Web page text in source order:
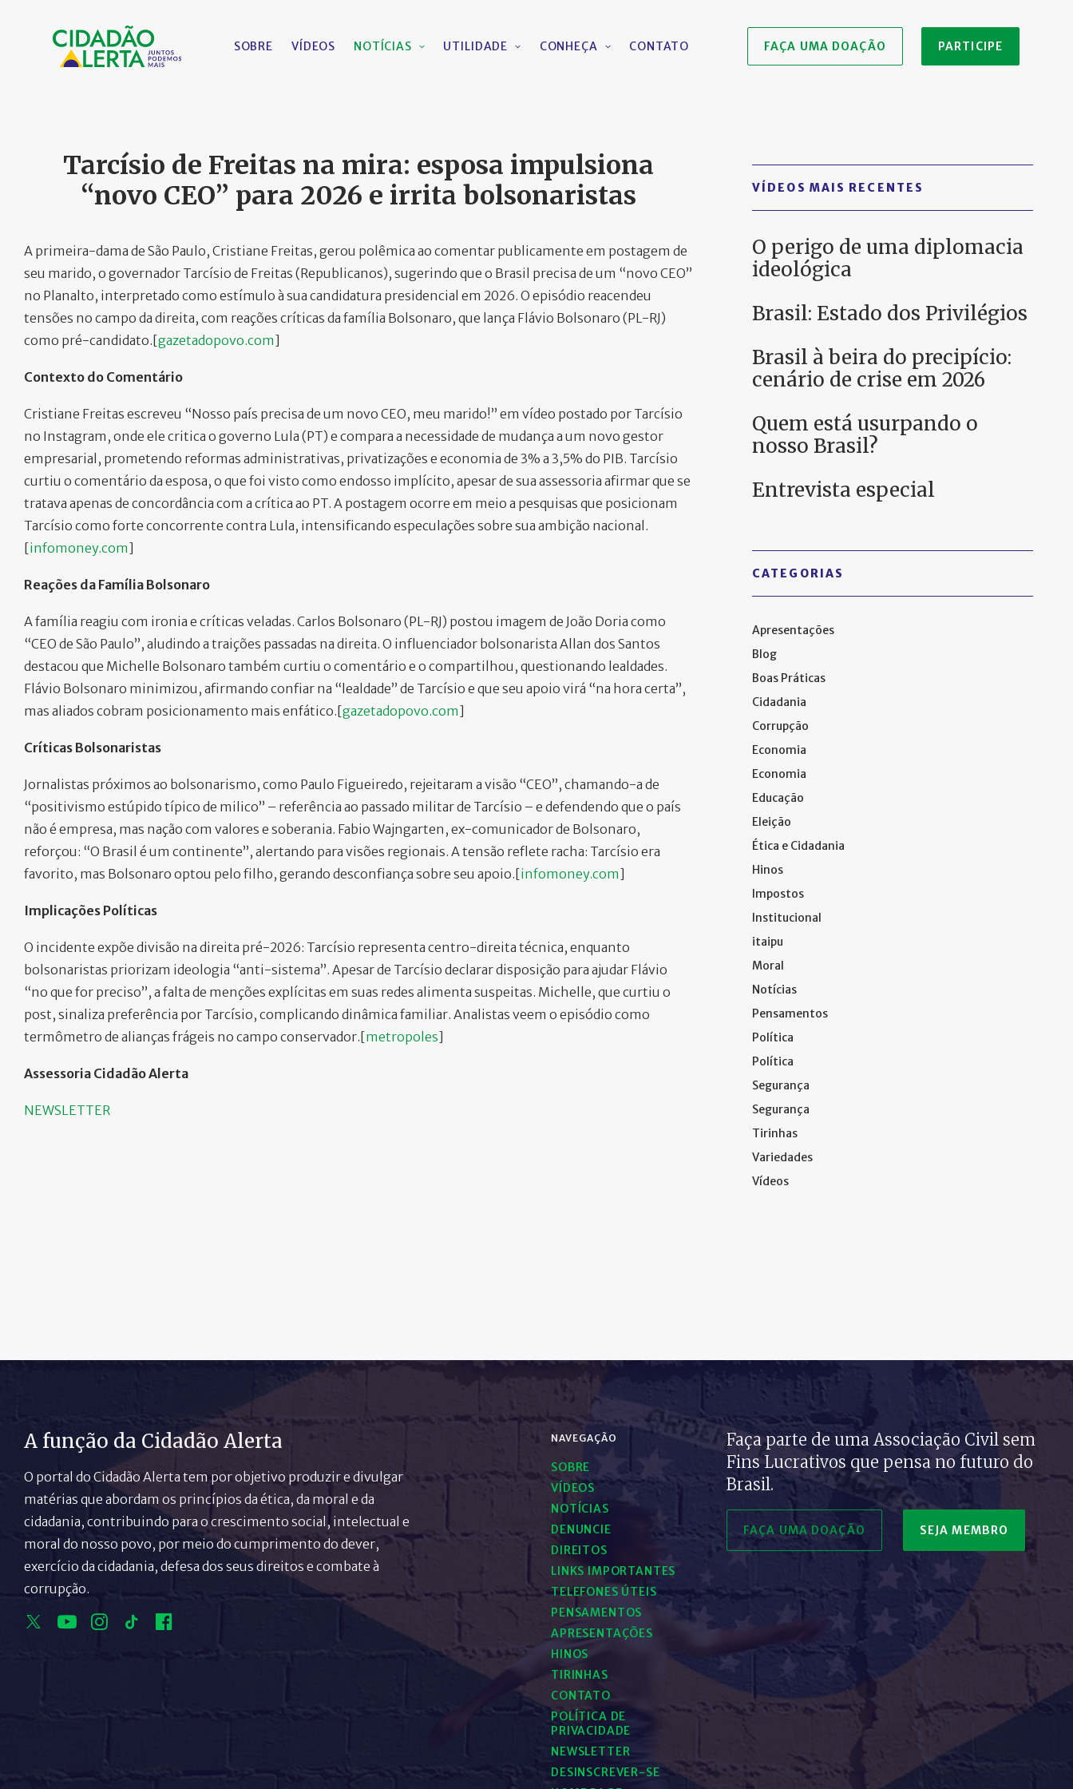
SOBRE VÍDEOS NOTÍCIAS UTILIDADE CONHEÇA CONTATO FAÇA UMA DOAÇÃO PARTICIPE
Tarcísio de Freitas na mira: esposa impulsiona
“novo CEO” para 2026 e irrita bolsonaristas
A primeira-dama de São Paulo, Cristiane Freitas, gerou polêmica ao comentar publicamente em postagem de
seu marido, o governador Tarcísio de Freitas (Republicanos), sugerindo que o Brasil precisa de um “novo CEO”
no Planalto, interpretado como estímulo à sua candidatura presidencial em 2026. O episódio reacendeu
tensões no campo da direita, com reações críticas da família Bolsonaro, que lança Flávio Bolsonaro (PL-RJ)
como pré-candidato.[gazetadopovo.com]​
Contexto do Comentário
Cristiane Freitas escreveu “Nosso país precisa de um novo CEO, meu marido!” em vídeo postado por Tarcísio
no Instagram, onde ele critica o governo Lula (PT) e compara a necessidade de mudança a um novo gestor
empresarial, prometendo reformas administrativas, privatizações e economia de 3% a 3,5% do PIB. Tarcísio
curtiu o comentário da esposa, o que foi visto como endosso implícito, apesar de sua assessoria afirmar que se
tratava apenas de concordância com a crítica ao PT. A postagem ocorre em meio a pesquisas que posicionam
Tarcísio como forte concorrente contra Lula, intensificando especulações sobre sua ambição nacional.
[infomoney.com]​
Reações da Família Bolsonaro
A família reagiu com ironia e críticas veladas. Carlos Bolsonaro (PL-RJ) postou imagem de João Doria como
“CEO de São Paulo”, aludindo a traições passadas na direita. O influenciador bolsonarista Allan dos Santos
destacou que Michelle Bolsonaro também curtiu o comentário e o compartilhou, questionando lealdades.
Flávio Bolsonaro minimizou, afirmando confiar na “lealdade” de Tarcísio e que seu apoio virá “na hora certa”,
mas aliados cobram posicionamento mais enfático.[gazetadopovo.com]​
Críticas Bolsonaristas
Jornalistas próximos ao bolsonarismo, como Paulo Figueiredo, rejeitaram a visão “CEO”, chamando-a de
“positivismo estúpido típico de milico” – referência ao passado militar de Tarcísio – e defendendo que o país
não é empresa, mas nação com valores e soberania. Fabio Wajngarten, ex-comunicador de Bolsonaro,
reforçou: “O Brasil é um continente”, alertando para visões regionais. A tensão reflete racha: Tarcísio era
favorito, mas Bolsonaro optou pelo filho, gerando desconfiança sobre seu apoio.[infomoney.com]​
Implicações Políticas
O incidente expõe divisão na direita pré-2026: Tarcísio representa centro-direita técnica, enquanto
bolsonaristas priorizam ideologia “anti-sistema”. Apesar de Tarcísio declarar disposição para ajudar Flávio
“no que for preciso”, a falta de menções explícitas em suas redes alimenta suspeitas. Michelle, que curtiu o
post, sinaliza preferência por Tarcísio, complicando dinâmica familiar. Analistas veem o episódio como
termômetro de alianças frágeis no campo conservador.[metropoles]​
Assessoria Cidadão Alerta
NEWSLETTER
VÍDEOS MAIS RECENTES
O perigo de uma diplomacia
ideológica
Brasil: Estado dos Privilégios
Brasil à beira do precipício:
cenário de crise em 2026
Quem está usurpando o
nosso Brasil?
Entrevista especial
CATEGORIAS
Apresentações
Blog
Boas Práticas
Cidadania
Corrupção
Economia
Economia
Educação
Eleição
Ética e Cidadania
Hinos
Impostos
Institucional
itaipu
Moral
Notícias
Pensamentos
Política
Política
Segurança
Segurança
Tirinhas
Variedades
Vídeos
A função da Cidadão Alerta
O portal do Cidadão Alerta tem por objetivo produzir e divulgar
matérias que abordam os princípios da ética, da moral e da
cidadania, contribuindo para o crescimento social, intelectual e
moral do nosso povo, por meio do cumprimento do dever,
exercício da cidadania, defesa dos seus direitos e combate à
corrupção.
NAVEGAÇÃO
SOBRE
VÍDEOS
NOTÍCIAS
DENUNCIE
DIREITOS
LINKS IMPORTANTES
TELEFONES ÚTEIS
PENSAMENTOS
APRESENTAÇÕES
HINOS
TIRINHAS
CONTATO
POLÍTICA DE
PRIVACIDADE
NEWSLETTER
DESINSCREVER-SE
Faça parte de uma Associação Civil sem
Fins Lucrativos que pensa no futuro do
Brasil.
FAÇA UMA DOAÇÃO SEJA MEMBRO